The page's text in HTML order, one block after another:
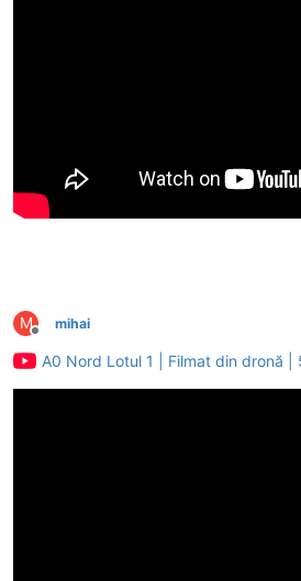
M
Deconectat
mihai
A0 Nord Lotul 1 | Filmat din dronă |